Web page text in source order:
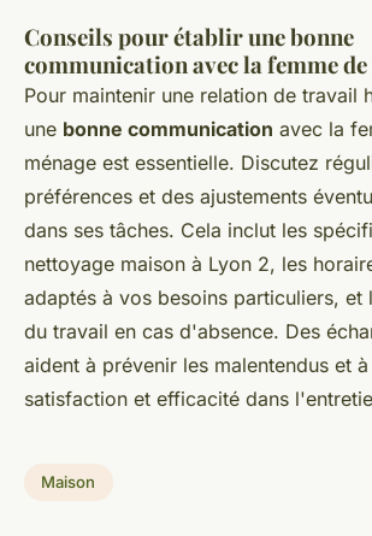
Conseils pour établir une bonne
communication avec la femme de
Pour maintenir une relation de travail
une bonne communication avec la
ménage est essentielle. Discutez
préférences et des ajustements
dans ses tâches. Cela inclut les
nettoyage maison à Lyon 2, les
adaptés à vos besoins particuliers, et
du travail en cas d'absence. Des
aident à prévenir les malentendus et
satisfaction et efficacité dans
Maison